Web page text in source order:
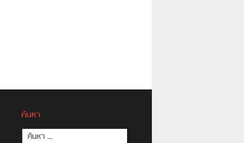
ค้นหา
ค้นหา
สำหรับ: